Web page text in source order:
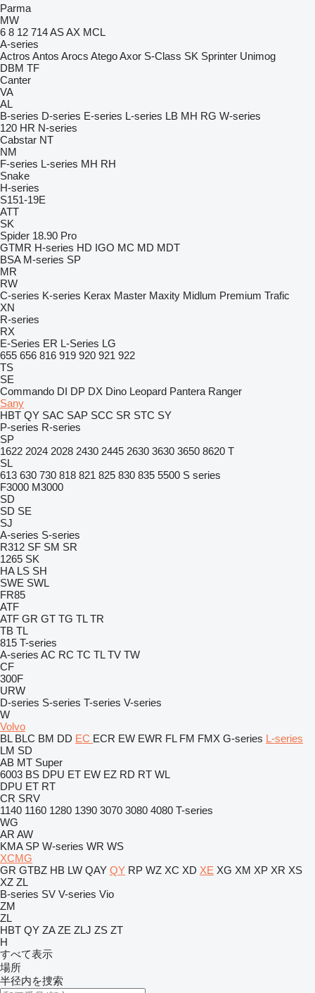
Parma
MW
6 8 12 714ASAX MCL
A-series
Actros Antos Arocs AtegoAxor S-Class SK Sprinter Unimog
DBM TF
Canter
VA
AL
B-series D-series E-series L-series LB MH RG W-series
120 HR N-series
Cabstar NT
NM
F-series L-series MH RH
Snake
H-series
S151-19E
ATT
SK
Spider 18.90 Pro
GTMR H-series HD IGO MC MD MDT
BSA M-series SP
MR
RW
C-series K-series Kerax Master Maxity Midlum Premium Trafic
XN
R-series
RX
E-Series ER L-Series LG
655 656 816 919 920 921 922
TS
SE
Commando DI DP DX Dino Leopard Pantera Ranger
Sany
HBT QY SAC SAP SCC SR STC SY
P-series R-series
SP
1622 2024 2028 2430 2445 2630 3630 3650 8620 T
SL
613 630 730 818 821 825 830 835 5500 S series
F3000 M3000
SD
SD SE
SJ
A-series S-series
R312 SF SM SR
1265 SK
HA LS SH
SWE SWL
FR85
ATF
ATF GR GT TG TL TR
TB TL
815 T-series
A-series AC RC TC TL TV TW
CF
300F
URW
D-series S-series T-series V-series
W
Volvo
BL BLC BM DD EC ECR EW EWR FL FM FMX G-series L-series
LM SD
AB MT Super
6003 BS DPU ET EW EZ RD RT WL
DPU ET RT
CR SRV
1140 1160 1280 1390 3070 3080 4080 T-series
WG
AR AW
KMA SP W-series WR WS
XCMG
GR GTBZ HB LW QAY QY RP WZ XC XD XE XG XM XP XR XS
XZ ZL
B-series SV V-series Vio
ZM
ZL
HBT QY ZA ZE ZLJ ZS ZT
H
すべて表示
場所
半径内を捜索